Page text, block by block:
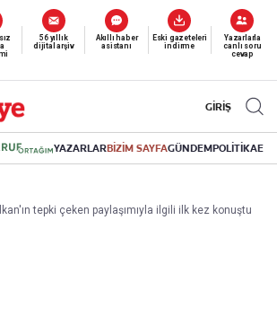
56 yıllık
dijital arşiv
Akıllı haber
asistanı
Eski gazeteleri
indirme
Yazarlarla
canlı soru
cevap
GİRİŞ
YAZARLARBİZİM SAYFAGÜNDEMPOLİTİKA
tepki çeken paylaşımıyla ilgili ilk kez konuştu